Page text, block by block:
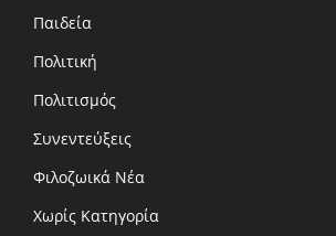
Παιδεία
Πολιτική
Πολιτισμός
Συνεντεύξεις
Φιλοζωικά Νέα
Χωρίς Κατηγορία